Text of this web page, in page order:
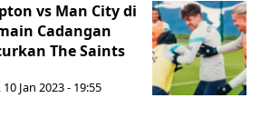
vs Man City di
Cadangan
The Saints
10 Jan 2023 - 19:55